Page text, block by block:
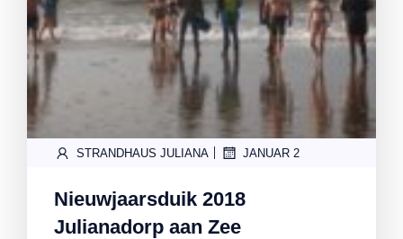
STRANDHAUS JULIANA | JANUAR 2
Nieuwjaarsduik 2018
Julianadorp aan Zee